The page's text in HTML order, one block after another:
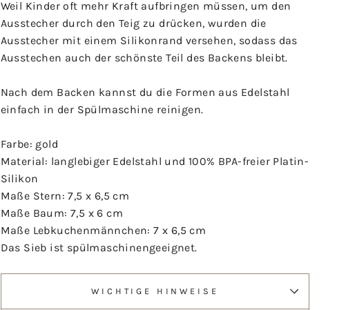
Weil Kinder oft mehr Kraft aufbringen müssen, um den
Ausstecher durch den Teig zu drücken, wurden die
Ausstecher mit einem Silikonrand versehen, sodass das
Ausstechen auch der schönste Teil des Backens bleibt.
Nach dem Backen kannst du die Formen aus Edelstahl
einfach in der Spülmaschine reinigen.
Farbe: gold
Material: langlebiger Edelstahl und 100% BPA-freier Platin-
Silikon
Maße Stern:7,5 x 6,5 cm
Maße Baum: 7,5 x 6 cm
Maße Lebkuchenmännchen: 7 x 6,5 cm
Das Sieb ist spülmaschinengeeignet.
WICHTIGE HINWEISE